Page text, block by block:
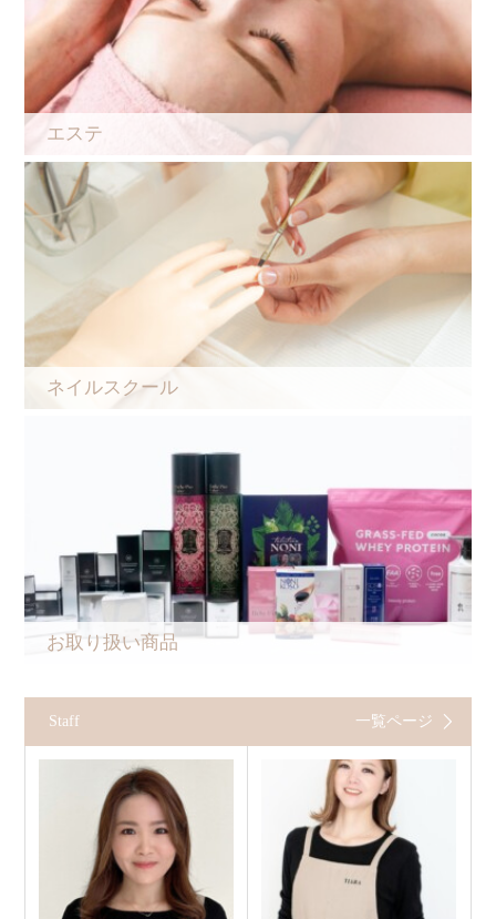
エステ
ネイルスクール
お取り扱い商品
Staff 一覧ページ